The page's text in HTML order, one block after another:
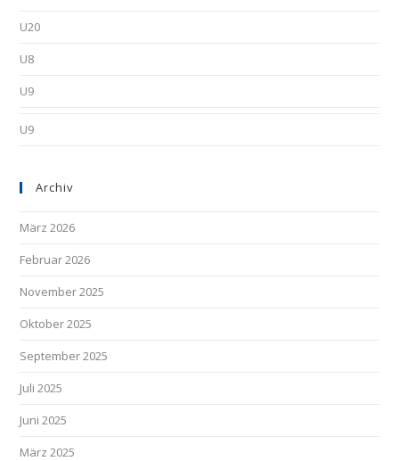
U20
U8
U9
U9
Archiv
März 2026
Februar 2026
November 2025
Oktober 2025
September 2025
Juli 2025
Juni 2025
März 2025